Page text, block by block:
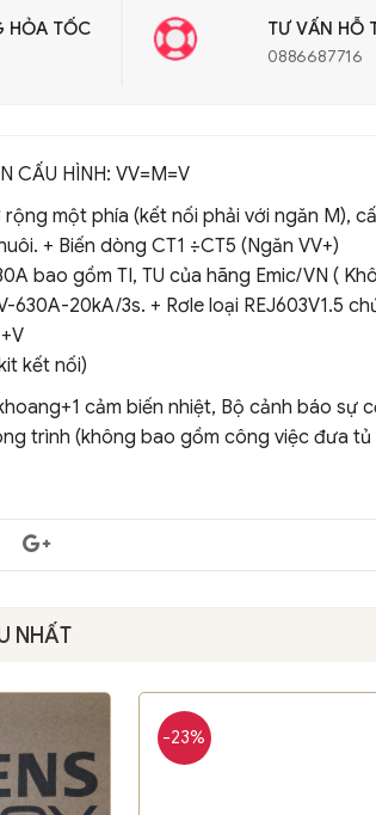
HỎA TỐC
TƯ VẤN HỖ
0886687716
CẤU HÌNH: VV=M=V
rộng một phía (kết nối phải với ngăn M),
+ Biến dòng CT1 ÷CT5 (Ngăn VV+)
bao gồm TI, TU của hãng Emic/VN (
630A-20kA/3s. + Rơle loại REJ603V1.5
kết nối)
cảm biến nhiệt, Bộ cảnh báo sự
trình (không bao gồm công việc đưa
NHẤT
-23%